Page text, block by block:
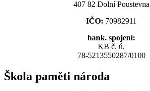
407 82 Dolní Poustevna
IČO: 70982911
bank. spojení:
KB č. ú.
78-5213550287/0100
Škola paměti národa